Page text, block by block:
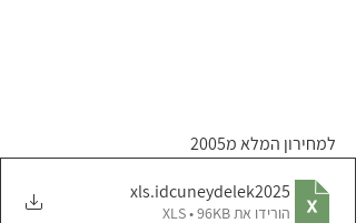
למחירון המלא מ2005
idcuneydelek2025
.xls
הורידו את XLS • 96KB